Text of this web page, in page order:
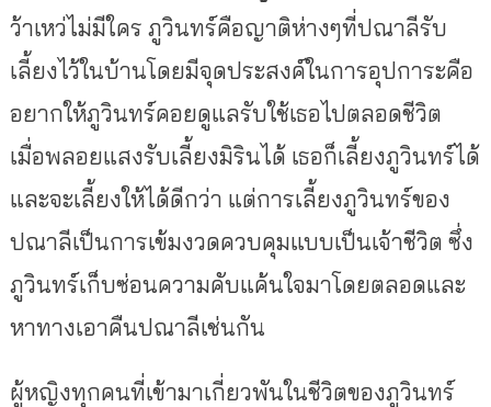
ว้าเหว่ไม่มีใคร ภูวินทร์คือญาติห่างๆที่ปณาลีรับ
เลี้ยงไว้ในบ้านโดยมีจุดประสงค์ในการอุปการะคือ
อยากให้ภูวินทร์คอยดูแลรับใช้เธอไปตลอดชีวิต
เมื่อพลอยแสงรับเลี้ยงมิรินได้ เธอก็เลี้ยงภูวินทร์ได้
และจะเลี้ยงให้ได้ดีกว่า แต่การเลี้ยงภูวินทร์ของ
ปณาลีเป็นการเข้มงวดควบคุมแบบเป็นเจ้าชีวิต ซึ่ง
ภูวินทร์เก็บซ่อนความคับแค้นใจมาโดยตลอดและ
หาทางเอาคืนปณาลีเช่นกัน
ผู้หญิงทุกคนที่เข้ามาเกี่ยวพันในชีวิตของภูวินทร์